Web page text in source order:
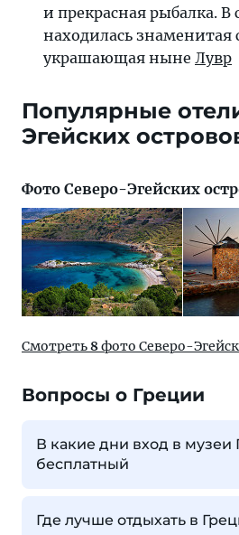
и прекрасная рыбалка. В
находилась знаменитая
украшающая ныне Лувр
Популярные
Эгейских
Фото Северо-Эгейских
Смотреть8фото Северо-
Вопросы о Греции
В какие дни вход в музеи
бесплатный
Где лучше отдыхать в